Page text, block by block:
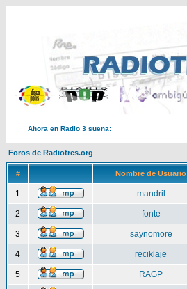
Ahora en Radio 3 suena:
Foros de Radiotres.org
# Nombre de Usuario
1 mandril
2 fonte
3 saynomore
4 reciklaje
5 RAGP